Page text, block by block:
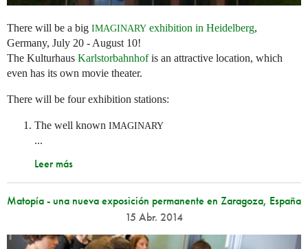
There will be a big IMAGINARY exhibition in Heidelberg,
Germany, July 20 - August 10!
The Kulturhaus Karlstorbahnhofis an attractive location, which
even has its own movie theater.
There will be four exhibition stations:
The well known IMAGINARY
...
Leer más
Matopía - una nueva exposición permanente en Zaragoza, España
15 Abr. 2014